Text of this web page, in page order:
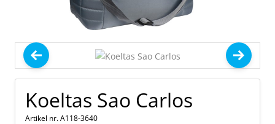
Koeltas Sao Carlos
Artikel nr. A118-3640